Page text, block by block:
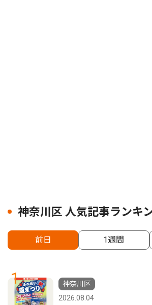
神奈川区 人気記事ランキ
前日 1週間
1
神奈川区
2026.08.04